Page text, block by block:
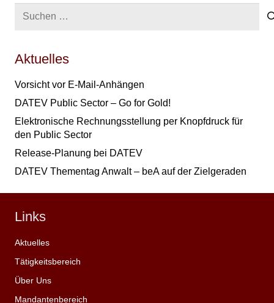
Suchen
Aktuelles
Vorsicht vor E-Mail-Anhängen
DATEV Public Sector – Go for Gold!
Elektronische Rechnungsstellung per Knopfdruck für
den Public Sector
Release-Planung bei DATEV
DATEV Thementag Anwalt – beA auf der Zielgeraden
Links
Aktuelles
Tätigkeitsbereich
Über Uns
Mandantenbereich